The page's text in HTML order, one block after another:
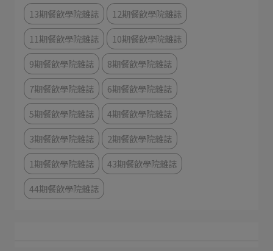
13期餐飲學院雜誌
12期餐飲學院雜誌
11期餐飲學院雜誌
10期餐飲學院雜誌
9期餐飲學院雜誌
8期餐飲學院雜誌
7期餐飲學院雜誌
6期餐飲學院雜誌
5期餐飲學院雜誌
4期餐飲學院雜誌
3期餐飲學院雜誌
2期餐飲學院雜誌
1期餐飲學院雜誌
43期餐飲學院雜誌
44期餐飲學院雜誌